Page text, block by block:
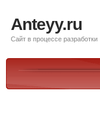
Anteyy.ru
Сайт в процессе разработки